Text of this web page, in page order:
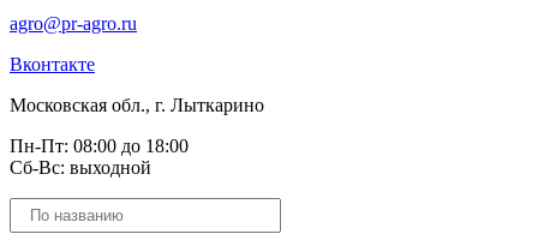
agro@pr-agro.ru
Вконтакте
Московская обл., г. Лыткарино
Пн-Пт: 08:00 до 18:00
Сб-Вс: выходной
Поиск
товаров